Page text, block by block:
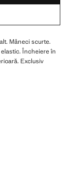
Mâneci scurte.
Încheiere în
Exclusiv